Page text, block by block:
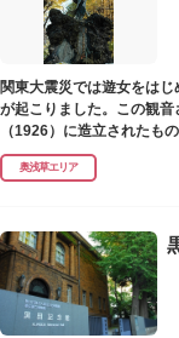
塚の上には板碑が祀られ
二日孝子敬白」と刻まれ
碑との関係は、明らかでは
なお、隅田川の対岸、木母
（都旧跡）があり、この妙
関東大震災では遊女をは
が起こりました。この観
（1926）に造立されたもの
奥浅草エリア